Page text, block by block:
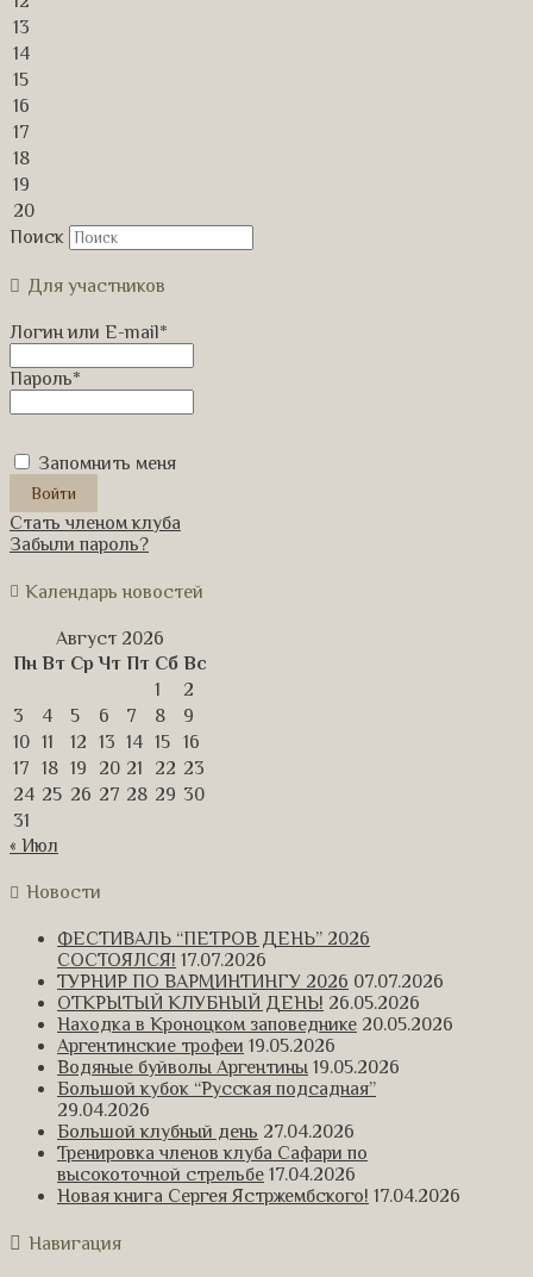
13
14
15
16
17
18
19
20
Поиск
Для участников
Логин или E-mail*
Пароль*
Запомнить меня
Стать членом клуба
Забыли пароль?
Календарь новостей
Август 2026
Пн Вт Ср Чт Пт Сб Вс
1
2
3
4 5 6 7 8
9
10 11 12 13 14 15
16
17
18 19 20 21 22 23
24 25 26 27 28 29 30
31
« Июл
Новости
ФЕСТИВАЛЬ “ПЕТРОВ ДЕНЬ” 2026
СОСТОЯЛСЯ! 17.07.2026
ТУРНИР ПО ВАРМИНТИНГУ 2026 07.07.2026
ОТКРЫТЫЙ КЛУБНЫЙ ДЕНЬ! 26.05.2026
Находка в Кроноцком заповеднике 20.05.2026
Аргентинские трофеи 19.05.2026
Водяные буйволы Аргентины 19.05.2026
Большой кубок “Русская подсадная”
29.04.2026
Большой клубный день 27.04.2026
Тренировка членов клуба Сафари по
высокоточной стрельбе 17.04.2026
Новая книга Сергея Ястржембского! 17.04.2026
Навигация